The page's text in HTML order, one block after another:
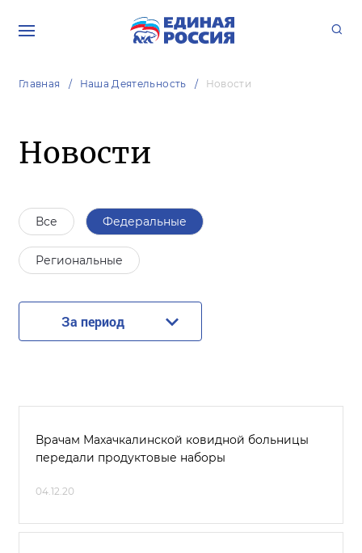
Главная Наша Деятельность Новости
Новости
Все Федеральные
Региональные
За период
Врачам Махачкалинской ковидной больницы
передали продуктовые наборы
04.12.20